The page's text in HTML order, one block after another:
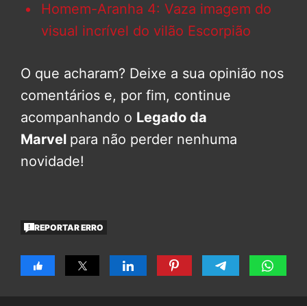
Homem-Aranha 4: Vaza imagem do
visual incrível do vilão Escorpião
O que acharam? Deixe a sua opinião nos
comentários e, por fim, continue
acompanhando o Legado da
Marvel para não perder nenhuma
novidade!
REPORTAR ERRO